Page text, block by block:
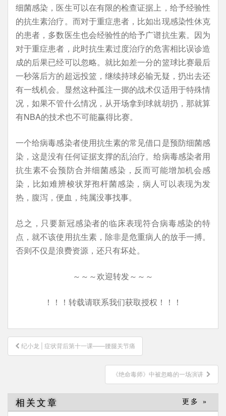
细菌感染，医生可以在有限的检查证据上，给予经验性
的抗生素治疗。而对于重症患者，比如出现感染性休克
的患者，多数医生也会经验性的给予广谱抗生素。因为
对于重症患者，此时抗生素过度治疗的危害相比误诊造
成的后果已经可以忽略。就比如差一分的篮球比赛最后
一秒落后方的超远投篮，继续持球必输无疑，扔出去还
有一线机会。显然这种孤注一掷的战术仅适用于特殊情
况，如果不管什么情况，从开场拿到球就胡扔，那就算
有NBA的技术也不可能赢得比赛。
一个给病毒感染者使用抗生素的常见借口是预防细菌感
染，这是没有任何证据支撑的乱治疗。给病毒感染者用
抗生素不会预防合并细菌感染，反而可能增加机会感
染，比如难辨梭状芽孢杆菌感染，病人可以表现为发
热，腹泻，便血，纯属没事找事。
总之，只要新冠感染者的临床表现符合病毒感染的特
点，就不该使用抗生素，除非是危重病人的放手一搏。
否则不仅是浪费资源，还只有坏处。
～～～欢迎转发～～～
！！！转载请联系我们获取授权！！！
文
章
纪小龙 | 症状背后第十一课——腰腿关节痛
《绝命毒师》中被忽略的一场演讲
相关文章 更多 »